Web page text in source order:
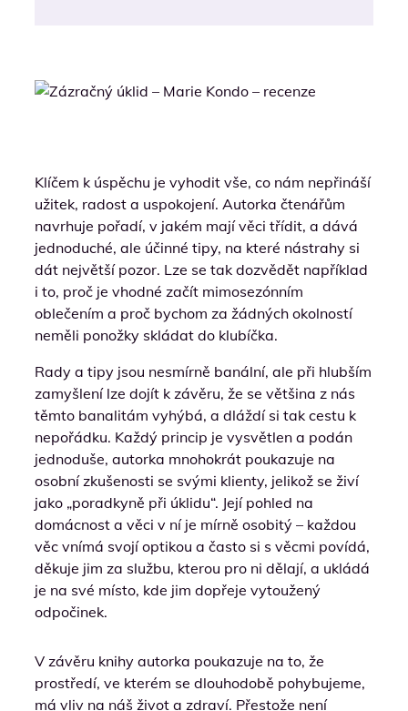
Klíčem k úspěchu je vyhodit vše, co nám nepřináší
užitek, radost a uspokojení. Autorka čtenářům
navrhuje pořadí, v jakém mají věci třídit, a dává
jednoduché, ale účinné tipy, na které nástrahy si
dát největší pozor. Lze se tak dozvědět například
i to, proč je vhodné začít mimosezónním
oblečením a proč bychom za žádných okolností
neměli ponožky skládat do klubíčka.
Rady a tipy jsou nesmírně banální, ale při hlubším
zamyšlení lze dojít k závěru, že se většina z nás
těmto banalitám vyhýbá, a dláždí si tak cestu k
nepořádku. Každý princip je vysvětlen a podán
jednoduše, autorka mnohokrát poukazuje na
osobní zkušenosti se svými klienty, jelikož se živí
jako „poradkyně při úklidu“. Její pohled na
domácnost a věci v ní je mírně osobitý – každou
věc vnímá svojí optikou a často si s věcmi povídá,
děkuje jim za službu, kterou pro ni dělají, a ukládá
je na své místo, kde jim dopřeje vytoužený
odpočinek.
V závěru knihy autorka poukazuje na to, že
prostředí, ve kterém se dlouhodobě pohybujeme,
má vliv na náš život a zdraví. Přestože není